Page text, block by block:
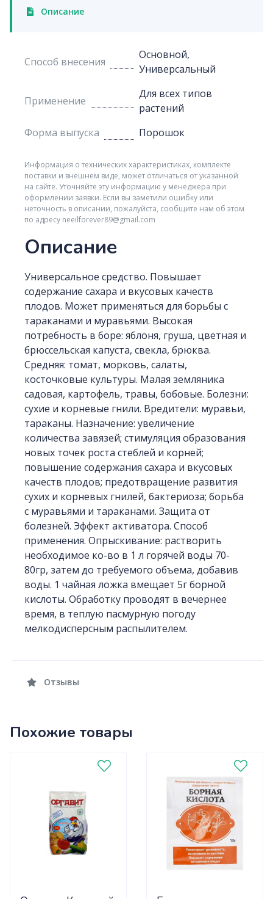
Описание
Способ внесения
Основной,
Универсальный
Применение
Для всех типов
растений
Форма выпуска
Порошок
Информация о технических характеристиках, комплекте
поставки и внешнем виде, может отличаться от указанной
на сайте. Уточняйте эту информацию у менеджера при
оформлении заявки. Если вы заметили ошибку или
неточность в описании, пожалуйста, сообщите нам об этом
по адресу neeilforever89@gmail.com
Описание
Универсальное средство. Повышает
содержание сахара и вкусовых качеств
плодов. Может применяться для борьбы с
тараканами и муравьями. Высокая
потребность в боре: яблоня, груша, цветная и
брюссельская капуста, свекла, брюква.
Средняя: томат, морковь, салаты,
косточковые культуры. Малая земляника
садовая, картофель, травы, бобовые. Болезни:
сухие и корневые гнили. Вредители: муравьи,
тараканы. Назначение: увеличение
количества завязей; стимуляция образования
новых точек роста стеблей и корней;
повышение содержания сахара и вкусовых
качеств плодов; предотвращение развития
сухих и корневых гнилей, бактериоза; борьба
с муравьями и тараканами. Защита от
болезней. Эффект активатора. Способ
применения. Опрыскивание: растворить
необходимое ко-во в 1 л горячей воды 70-
80гр, затем до требуемого объема, добавив
воды. 1 чайная ложка вмещает 5г борной
кислоты. Обработку проводят в вечернее
время, в теплую пасмурную погоду
мелкодисперсным распылителем.
Отзывы
Похожие товары